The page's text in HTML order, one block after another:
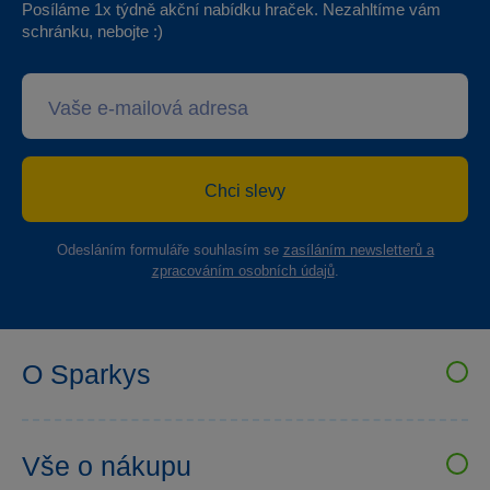
Posíláme 1x týdně akční nabídku hraček. Nezahltíme vám
schránku, nebojte :)
Chci slevy
Odesláním formuláře souhlasím se zasíláním newsletterů a
zpracováním osobních údajů.
O Sparkys
Sparkys klub
Vše o nákupu